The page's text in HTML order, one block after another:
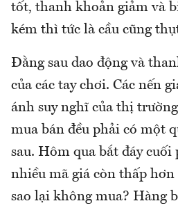
tốt, thanh khoản giảm và
kém thì tức là cầu cũng
Đằng sau dao động và
của các tay chơi. Các nến
ánh suy nghĩ của thị
mua bán đều phải có một
sau. Hôm qua bắt đáy cuối
nhiều mã giá còn thấp
sao lại không mua? Hàng